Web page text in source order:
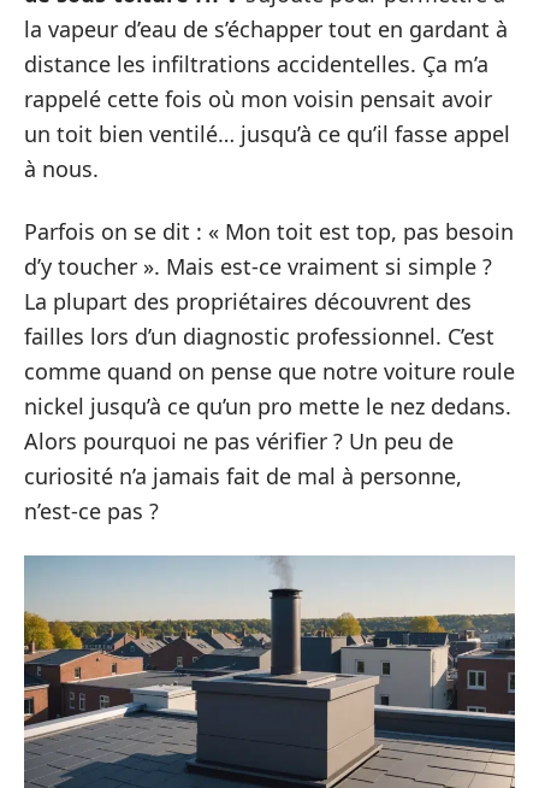
la vapeur d’eau de s’échapper tout en gardant à
distance les infiltrations accidentelles. Ça m’a
rappelé cette fois où mon voisin pensait avoir
un toit bien ventilé… jusqu’à ce qu’il fasse appel
à nous.
Parfois on se dit : « Mon toit est top, pas besoin
d’y toucher ». Mais est-ce vraiment si simple ?
La plupart des propriétaires découvrent des
failles lors d’un diagnostic professionnel. C’est
comme quand on pense que notre voiture roule
nickel jusqu’à ce qu’un pro mette le nez dedans.
Alors pourquoi ne pas vérifier ? Un peu de
curiosité n’a jamais fait de mal à personne,
n’est-ce pas ?